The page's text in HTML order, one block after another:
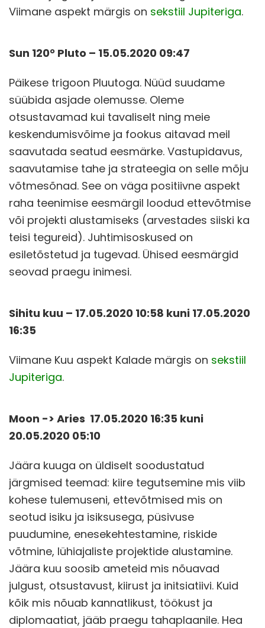
Viimane aspekt märgis on sekstiil Jupiteriga.
Sun 120° Pluto – 15.05.2020 09:47
Päikese trigoon Pluutoga. Nüüd suudame
süübida asjade olemusse. Oleme
otsustavamad kui tavaliselt ning meie
keskendumisvõime ja fookus aitavad meil
saavutada seatud eesmärke. Vastupidavus,
saavutamise tahe ja strateegia on selle mõju
võtmesõnad. See on väga positiivne aspekt
raha teenimise eesmärgil loodud ettevõtmise
või projekti alustamiseks (arvestades siiski ka
teisi tegureid). Juhtimisoskused on
esiletõstetud ja tugevad. Ühised eesmärgid
seovad praegu inimesi.
Sihitu kuu – 17.05.2020 10:58 kuni 17.05.2020
16:35
Viimane Kuu aspekt Kalade märgis on sekstiil
Jupiteriga.
Moon -> Aries 17.05.2020 16:35 kuni
20.05.2020 05:10
Jäära kuuga on üldiselt soodustatud
järgmised teemad: kiire tegutsemine mis viib
kohese tulemuseni, ettevõtmised mis on
seotud isiku ja isiksusega, püsivuse
puudumine, enesekehtestamine, riskide
võtmine, lühiajaliste projektide alustamine.
Jäära kuu soosib ameteid mis nõuavad
julgust, otsustavust, kiirust ja initsiatiivi. Kuid
kõik mis nõuab kannatlikust, töökust ja
diplomaatiat, jääb praegu tahaplaanile. Hea